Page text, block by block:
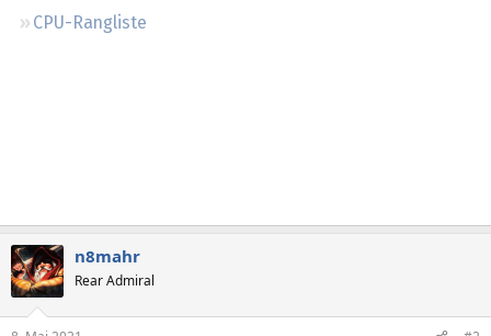
CPU-Rangliste
n8mahr
Rear Admiral